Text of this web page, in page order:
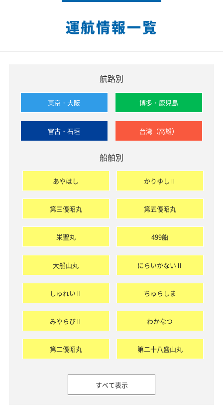
運航情報一覧
航路別
東京・大阪 博多・鹿児島
宮古・石垣 台湾（高雄）
船舶別
あやはし かりゆしⅡ
第三優昭丸 第五優昭丸
栄聖丸 499船
大船山丸 にらいかないⅡ
しゅれいⅡ ちゅらしま
みやらびⅡ わかなつ
第二優昭丸 第二十八盛山丸
すべて表示